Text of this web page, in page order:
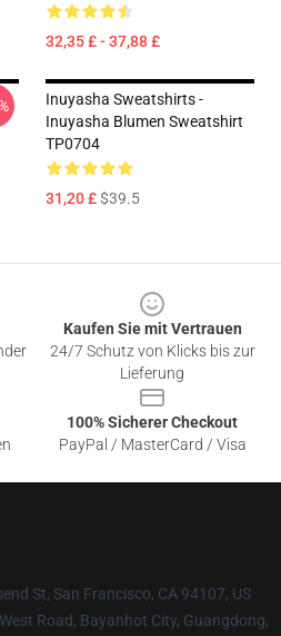
32,35 £ - 37,88 £
Inuyasha Sweatshirts -
Inuyasha Blumen Sweatshirt
TP0704
31,20 £$39.5
Kaufen Sie mit Vertrauen
24/7 Schutz von Klicks bis zur
Lieferung
100% Sicherer Checkout
PayPal / MasterCard / Visa
St, San Francisco, CA 94107, US
Road, Bayanhot City, Guangdong,